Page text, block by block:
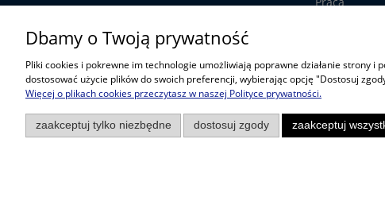
tel. kom: 609-808-147
handlowy@prosper.com.pl
Dbamy o Twoją prywatność
Pliki cookies i pokrewne im technologie umożliwiają poprawne działanie strony
dostosować użycie plików do swoich preferencji, wybierając opcję "Dostosuj
Więcej o plikach cookies przeczytasz w naszej Polityce prywatności.
zaakceptuj tylko niezbędne dostosuj zgody zaakceptuj